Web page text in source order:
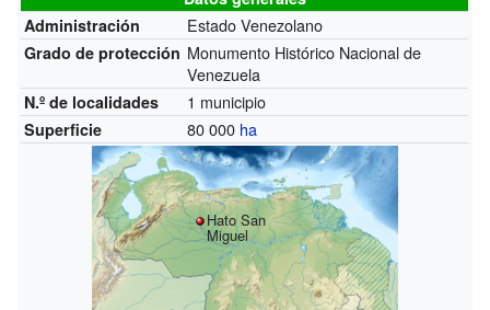
Administración
Estado Venezolano
Grado de protección Monumento Histórico Nacional de
Venezuela
N.º de localidades 1 municipio
Superficie 80 000 ha
Hato San
Miguel